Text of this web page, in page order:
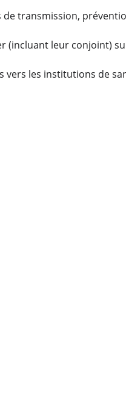
transmission,
(incluant leur conjoint)
vers les institutions de